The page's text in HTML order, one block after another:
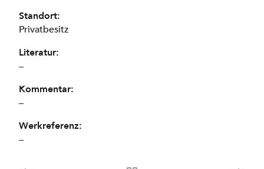
Standort:
Privatbesitz
Literatur:
–
Kommentar:
–
Werkreferenz:
–